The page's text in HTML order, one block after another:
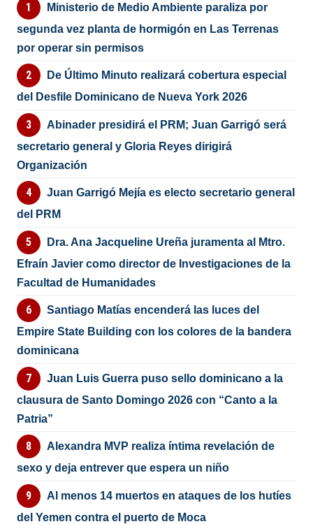
Ministerio de Medio Ambiente paraliza por
segunda vez planta de hormigón en Las Terrenas
por operar sin permisos
De Último Minuto realizará cobertura especial
del Desfile Dominicano de Nueva York 2026
Abinader presidirá el PRM; Juan Garrigó será
secretario general y Gloria Reyes dirigirá
Organización
Juan Garrigó Mejía es electo secretario general
del PRM
Dra. Ana Jacqueline Ureña juramenta al Mtro.
Efraín Javier como director de Investigaciones de la
Facultad de Humanidades
Santiago Matías encenderá las luces del
Empire State Building con los colores de la bandera
dominicana
Juan Luis Guerra puso sello dominicano a la
clausura de Santo Domingo 2026 con “Canto a la
Patria”
Alexandra MVP realiza íntima revelación de
sexo y deja entrever que espera un niño
Al menos 14 muertos en ataques de los hutíes
del Yemen contra el puerto de Moca